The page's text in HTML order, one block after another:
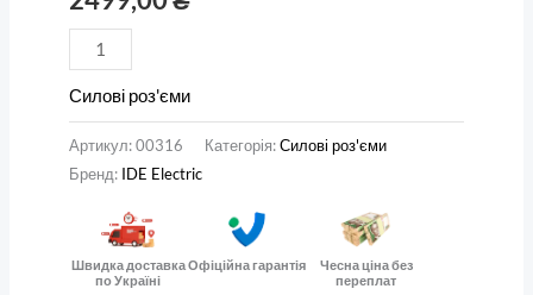
Силові роз'єми
Артикул:00316 Категорія:Силові роз'єми
Бренд: IDE Electric
Швидка доставка
по Україні
Офіційна гарантія
Чесна ціна без
переплат